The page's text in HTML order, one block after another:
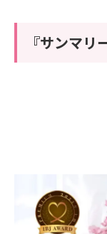
『サンマリ